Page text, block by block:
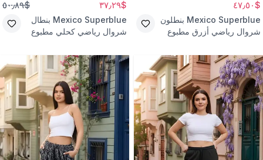
$٤٧٫٥٠
Mexico Superblue بنطلون
شروال رياضي أزرق مطبوع
الشارع
$٣٧٫٢٩ $٥٠٫٨٩
Mexico Superblue بنطال
شروال رياضي كحلي مطبوع